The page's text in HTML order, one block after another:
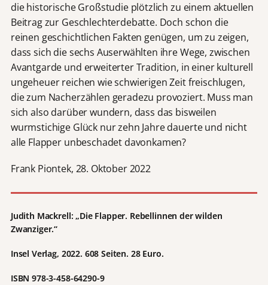
die historische Großstudie plötzlich zu einem aktuellen
Beitrag zur Geschlechterdebatte. Doch schon die
reinen geschichtlichen Fakten genügen, um zu zeigen,
dass sich die sechs Auserwählten ihre Wege, zwischen
Avantgarde und erweiterter Tradition, in einer kulturell
ungeheuer reichen wie schwierigen Zeit freischlugen,
die zum Nacherzählen geradezu provoziert. Muss man
sich also darüber wundern, dass das bisweilen
wurmstichige Glück nur zehn Jahre dauerte und nicht
alle Flapper unbeschadet davonkamen?
Frank Piontek, 28. Oktober 2022
Judith Mackrell: „Die Flapper. Rebellinnen der wilden
Zwanziger.“
Insel Verlag, 2022. 608 Seiten. 28 Euro.
ISBN 978-3-458-64290-9